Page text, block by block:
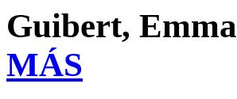
Guibert,
MÁS